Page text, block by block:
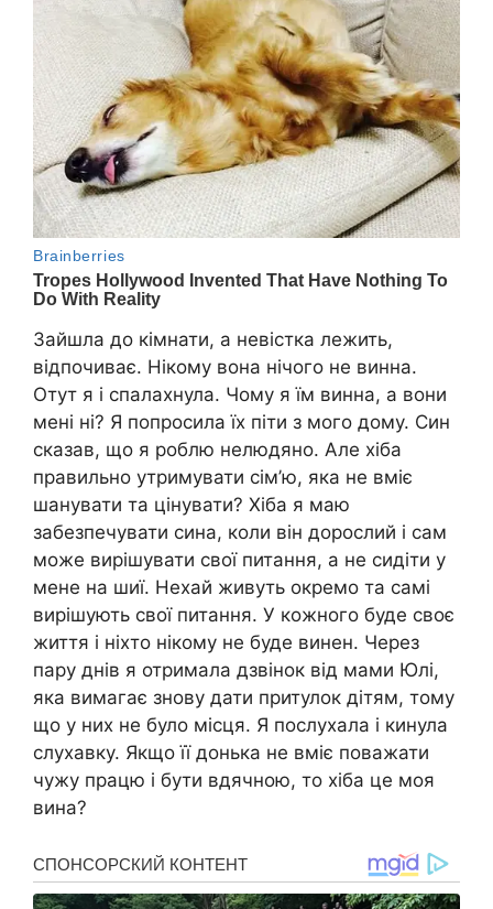
Зайшла до кімнати, а невістка лежить,
відпочиває. Нікому вона нічого не винна.
Отут я і спалахнула. Чому я їм винна, а вони
мені ні? Я попросила їх піти з мого дому. Син
сказав, що я роблю нелюдяно. Але хіба
правильно утримувати сім’ю, яка не вміє
шанувати та цінувати? Хіба я маю
забезпечувати сина, коли він дорослий і сам
може вирішувати свої питання, а не сидіти у
мене на шиї. Нехай живуть окремо та самі
вирішують свої питання. У кожного буде своє
життя і ніхто нікому не буде винен. Через
пару днів я отримала дзвінок від мами Юлі,
яка вимагає знову дати притулок дітям, тому
що у них не було місця. Я послухала і кинула
слухавку. Якщо її донька не вміє поважати
чужу працю і бути вдячною, то хіба це моя
вина?